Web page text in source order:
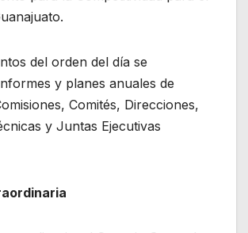
del orden del día se
y planes anuales de
Comités, Direcciones,
y Juntas Ejecutivas